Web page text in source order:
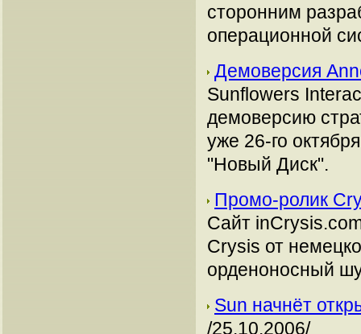
сторонним
операционной
Демоверсия
Sunflowers
демоверсию
уже 26-го
"Новый Диск".
Промо-ролик
Сайт
Crysis от
орденоносный
Sun начнёт
/25.10.2006/